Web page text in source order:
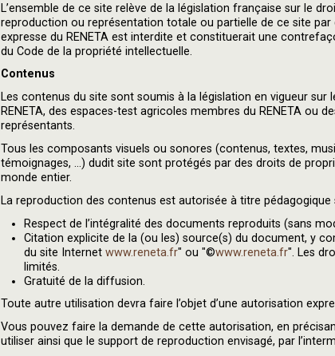
L’ensemble de ce site relève de la législation française sur le
reproduction ou représentation totale ou partielle de ce site par
expresse du RENETA est interdite et constituerait une
du Code de la propriété intellectuelle.
Contenus
Les contenus du site sont soumis à la législation en vigueur sur
RENETA, des espaces-test agricoles membres du RENETA ou
représentants.
Tous les composants visuels ou sonores (contenus, textes,
témoignages, …) dudit site sont protégés par des droits de
monde entier.
La reproduction des contenus est autorisée à titre
Respect de l’intégralité des documents reproduits (sans
Citation explicite de la (ou les) source(s) du document, y
du site Internet www.reneta.fr" ou "©www.reneta.fr". Les
limités.
Gratuité de la diffusion.
Toute autre utilisation devra faire l’objet d’une autorisation
Vous pouvez faire la demande de cette autorisation, en
utiliser ainsi que le support de reproduction envisagé, par